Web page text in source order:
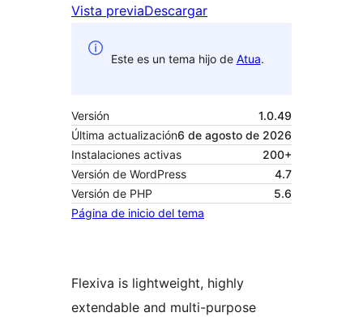
Vista previaDescargar
Este es un tema hijo de Atua.
Versión
1.0.49
Última actualización6 de agosto de 2026
Instalaciones activas
200+
Versión de WordPress
4.7
Versión de PHP
5.6
Página de inicio del tema
Flexiva is lightweight, highly
extendable and multi-purpose